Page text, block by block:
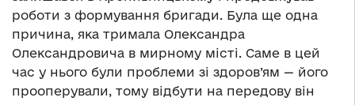
роботи з формування бригади. Була ще одна
причина, яка тримала Олександра
Олександровича в мирному місті. Саме в цей
час у нього були проблеми зі здоров’ям — його
прооперували, тому відбути на передову він